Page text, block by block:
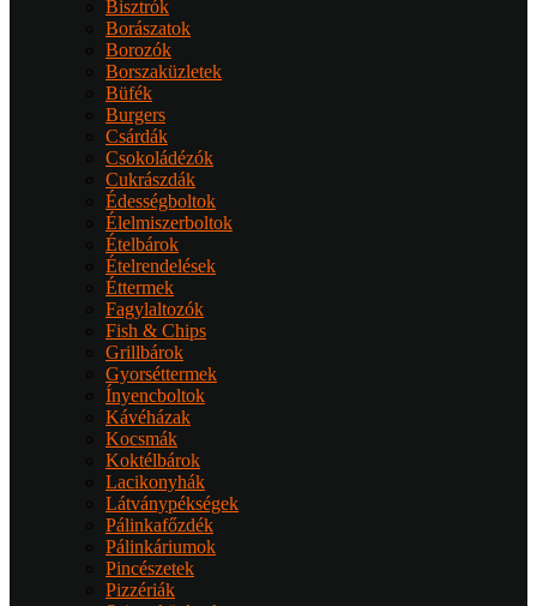
Bisztrók
Borászatok
Borozók
Borszaküzletek
Büfék
Burgers
Csárdák
Csokoládézók
Cukrászdák
Édességboltok
Élelmiszerboltok
Ételbárok
Ételrendelések
Éttermek
Fagylaltozók
Fish & Chips
Grillbárok
Gyorséttermek
Ínyencboltok
Kávéházak
Kocsmák
Koktélbárok
Lacikonyhák
Látványpékségek
Pálinkafőzdék
Pálinkáriumok
Pincészetek
Pizzériák